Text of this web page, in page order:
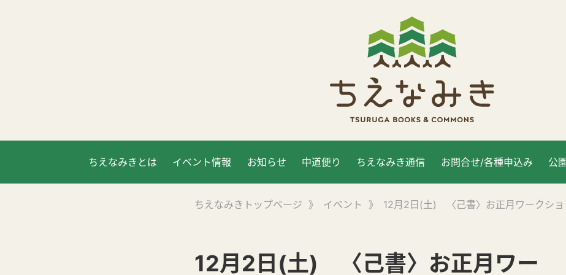
ちえなみきとは イベント情報 お知らせ 中道便り ちえなみき通信 お問合せ/各種申込み 公
ちえなみきトップページ 》 イベント 》 12月2日(土) 〈己書〉お正月ワークショ
12月2日(土) 〈己書〉お正月ワー